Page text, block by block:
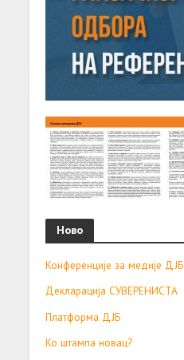
Ново
Конференције за медије ДЈБ
Декларација СУВЕРЕНИСТА
Платформа ДЈБ
Ко штампа новац?